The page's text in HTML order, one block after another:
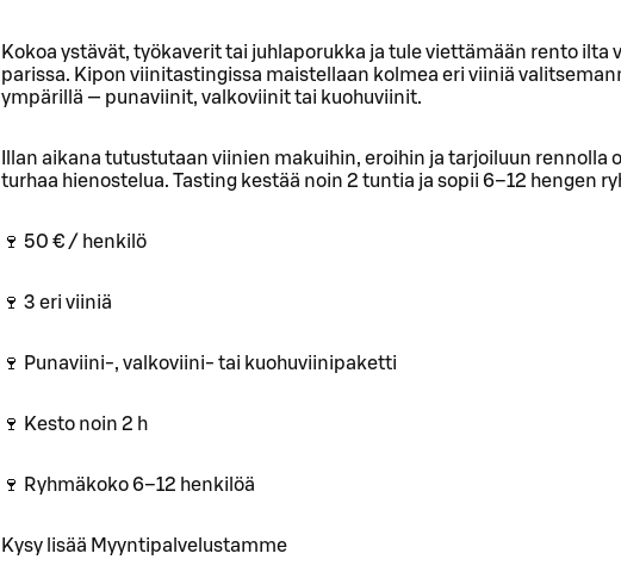
Kokoa ystävät, työkaverit tai juhlaporukka ja tule viettämään rento ilta
parissa. Kipon viinitastingissa maistellaan kolmea eri viiniä
ympärillä — punaviinit, valkoviinit tai kuohuviinit.
Illan aikana tutustutaan viinien makuihin, eroihin ja tarjoiluun rennolla
turhaa hienostelua. Tasting kestää noin 2 tuntia ja sopii 6–12 hengen
🍷 50 € / henkilö
🍷 3 eri viiniä
🍷 Punaviini-, valkoviini- tai kuohuviinipaketti
🍷 Kesto noin 2 h
🍷 Ryhmäkoko 6–12 henkilöä
Kysy lisää Myyntipalvelustamme